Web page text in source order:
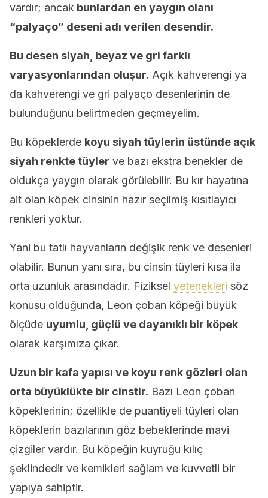
vardır; ancak bunlardan en yaygın olanı
“palyaço” deseni adı verilen desendir.
Bu desen siyah, beyaz ve gri farklı
varyasyonlarından oluşur. Açık kahverengi ya
da kahverengi ve gri palyaço desenlerinin de
bulunduğunu belirtmeden geçmeyelim.
Bu köpeklerde koyu siyah tüylerin üstünde açık
siyah renkte tüyler ve bazı ekstra benekler de
oldukça yaygın olarak görülebilir. Bu kır hayatına
ait olan köpek cinsinin hazır seçilmiş kısıtlayıcı
renkleri yoktur.
Yani bu tatlı hayvanların değişik renk ve desenleri
olabilir. Bunun yanı sıra, bu cinsin tüyleri kısa ila
orta uzunluk arasındadır. Fiziksel yetenekleri söz
konusu olduğunda, Leon çoban köpeği büyük
ölçüde uyumlu, güçlü ve dayanıklı bir köpek
olarak karşımıza çıkar.
Uzun bir kafa yapısı ve koyu renk gözleri olan
orta büyüklükte bir cinstir. Bazı Leon çoban
köpeklerinin; özellikle de puantiyeli tüyleri olan
köpeklerin bazılarının göz bebeklerinde mavi
çizgiler vardır. Bu köpeğin kuyruğu kılıç
şeklindedir ve kemikleri sağlam ve kuvvetli bir
yapıya sahiptir.